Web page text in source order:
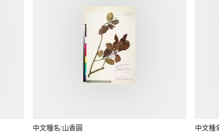
中文種名:山香圓 中文種